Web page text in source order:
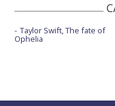
Taylor Swift, The fate of
Ophelia